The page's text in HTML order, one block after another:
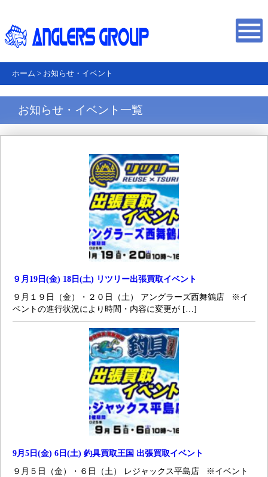
ホーム > お知らせ・イベント
お知らせ・イベント一覧
９月19日(金) 18日(土) リツリー出張買取イベント
９月１９日（金）・２０日（土） アングラーズ西舞鶴店 ※イ
ベントの進行状況により時間・内容に変更が […]
9月5日(金) 6日(土) 釣具買取王国 出張買取イベント
９月５日（金）・６日（土） レジャックス平島店 ※イベント